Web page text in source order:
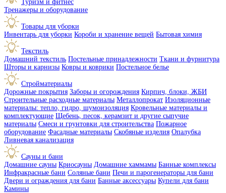
Туризм и фитнес
Тренажеры и оборудование
Товары для уборки
Инвентарь для уборки Короби и хранение вещей Бытовая химия
Текстиль
Домашний текстиль Постельные принадлежности Ткани и фурнитура
Шторы и карнизы Ковры и коврики Постельное белье
Стройматериалы
Дорожные покрытия Заборы и огорождения Кирпич, блоки, ЖБИ
Строительные расходные материалы Металлопрокат Изоляционные
материалы: тепло, гидро, шумоизоляция Кровельные материалы и
комплектующие Щебень, песок, керамзит и другие сыпучие
материалы Смеси и грунтовки для строительства Пожарное
оборудование Фасадные материалы Скобяные изделия Опалубка
Ливневая канализация
Сауны и бани
Домашние сауны Криосауны Домашние хаммамы Банные комплексы
Инфракрасные бани Соляные бани Печи и парогенераторы для бани
Двери и ограждения для бани Банные аксессуары Купели для бани
Камины